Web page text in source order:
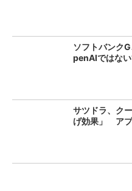
ソフトバンク
penAIではな
サツドラ、ク
げ効果」 ア